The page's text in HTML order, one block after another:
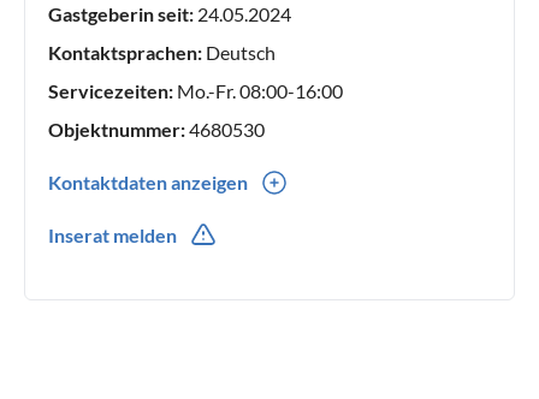
Gastgeberin seit: 24.05.2024
Kontaktsprachen: Deutsch
Servicezeiten: Mo.-Fr. 08:00-16:00
Objektnummer:4680530
Kontaktdaten anzeigen
Inserat melden